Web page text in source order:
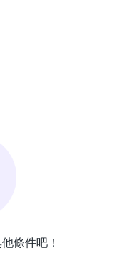
條件吧！